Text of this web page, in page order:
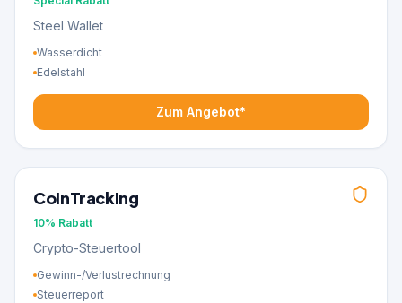
Steel Wallet
Wasserdicht
Edelstahl
Zum Angebot*
CoinTracking
10% Rabatt
Crypto-Steuertool
Gewinn-/Verlustrechnung
Steuerreport